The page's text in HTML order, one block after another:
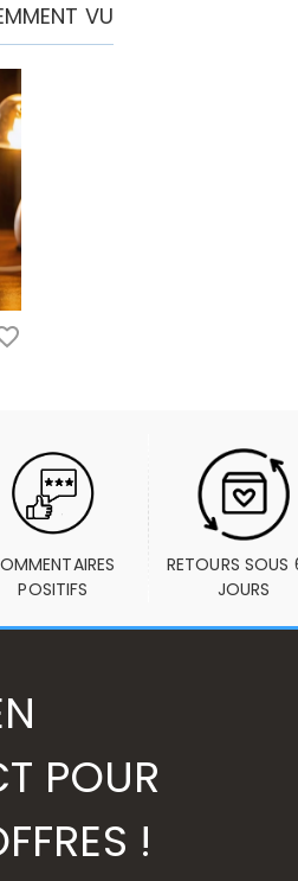
VU
POSITIFS
RETOURS SOUS
JOURS
POUR
!